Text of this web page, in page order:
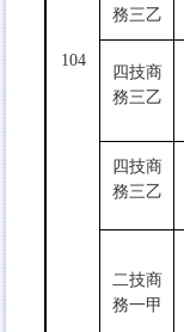
104
務三乙
四技商
務三乙
四技商
務三乙
二技商
務一甲